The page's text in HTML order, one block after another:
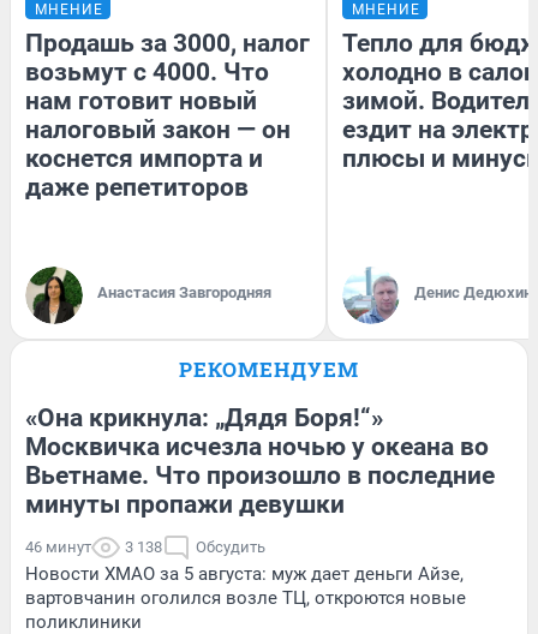
МНЕНИЕ
Продашь за 3000, налог
возьмут с 4000. Что
нам готовит новый
налоговый закон — он
коснется импорта и
даже репетиторов
Анастасия Завгородняя
МНЕНИЕ
Тепло для
холодно в
зимой.
ездит на
плюсы и
Денис Дедюхин
РЕКОМЕНДУЕМ
«Она крикнула: „Дядя Боря!“»
Москвичка исчезла ночью у океана во
Вьетнаме. Что произошло в последние
минуты пропажи девушки
46 минут 3 138 Обсудить
Новости ХМАО за 5 августа: муж дает деньги Айзе,
вартовчанин оголился возле ТЦ, откроются новые
поликлиники